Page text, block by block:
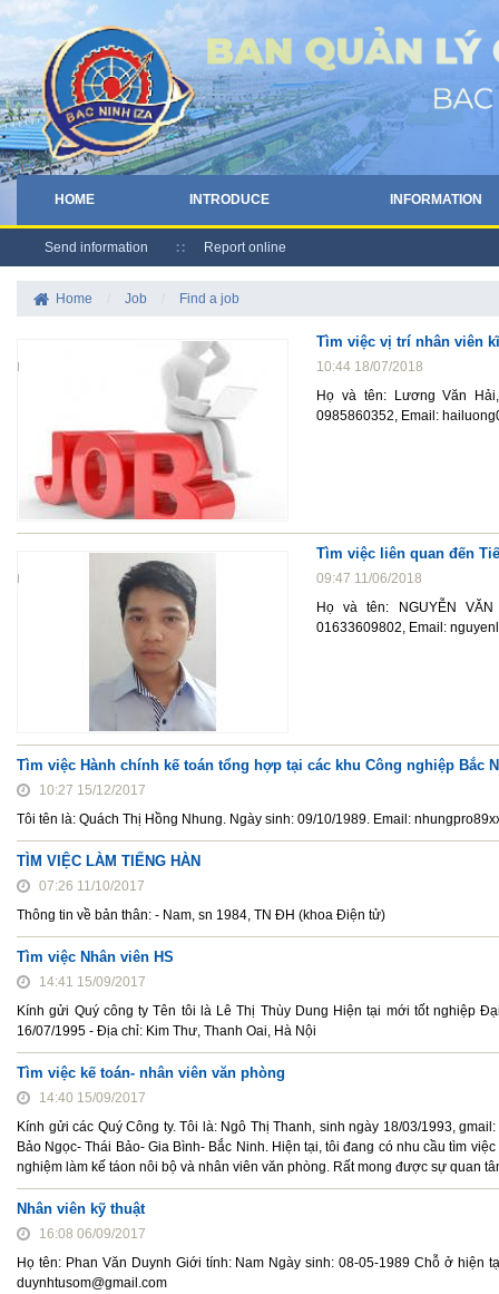
HOME INTRODUCE INFORMATION
Send information Report online
Home Job Find a job
Tìm việc vị trí nhân viên
10:44 18/07/2018
Họ và tên: Lương Văn
0985860352, Email:
Tìm việc liên quan đến
09:47 11/06/2018
Họ và tên: NGUYỄN
01633609802, Email:
Tìm việc Hành chính kế toán tổng hợp tại các khu Công nghiệp Bắc
10:27 15/12/2017
Tôi tên là: Quách Thị Hồng Nhung. Ngày sinh: 09/10/1989. Email:
TÌM VIỆC LÀM TIẾNG HÀN
07:26 11/10/2017
Thông tin về bản thân: - Nam, sn 1984, TN ĐH (khoa Điện tử)
Tìm việc Nhân viên HS
14:41 15/09/2017
Kính gửi Quý công ty Tên tôi là Lê Thị Thùy Dung Hiện tại mới tốt nghiệp
16/07/1995 - Địa chỉ: Kim Thư, Thanh Oai, Hà Nội
Tìm việc kế toán- nhân viên văn phòng
14:40 15/09/2017
Kính gửi các Quý Công ty. Tôi là: Ngô Thị Thanh, sinh ngày 18/03/1993,
Bảo Ngọc- Thái Bảo- Gia Bình- Bắc Ninh. Hiện tại, tôi đang có nhu cầu tìm
nghiệm làm kế táon nôi bộ và nhân viên văn phòng. Rất mong được sự quan
Nhân viên kỹ thuật
16:08 06/09/2017
Họ tên: Phan Văn Duynh Giới tính: Nam Ngày sinh: 08-05-1989 Chỗ ở
duynhtusom@gmail.com